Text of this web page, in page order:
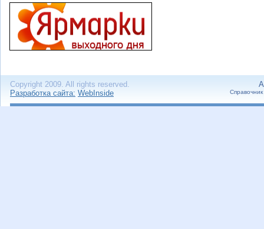
Copyright 2009. All rights reserved.
Разработка сайта: WebInside